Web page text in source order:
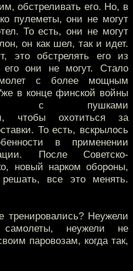
обстреливать его. Но, в
пулеметы, они не могут
То есть, они не могут
он как шел, так и идет.
это обстрелять его из
его они не могут. Стало
с более мощным
в конце финской войны
с пушками
чтобы охотиться за
То есть, вскрылось
в применении
После Советско-
новый нарком обороны,
все это менять.
тренировались? Неужели
неужели не
паровозам, когда так,